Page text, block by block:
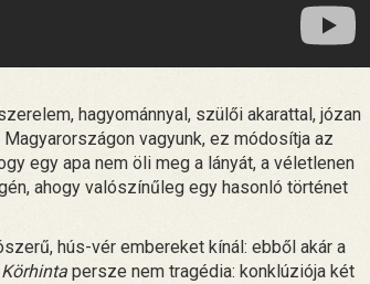
hagyománnyal, szülői akarattal, józan
vagyunk, ez módosítja az
egy apa nem öli meg a lányát, a véletlenen
ahogy valószínűleg egy hasonló történet
hús-vér embereket kínál: ebből akár a
Körhinta persze nem tragédia: konklúziója két